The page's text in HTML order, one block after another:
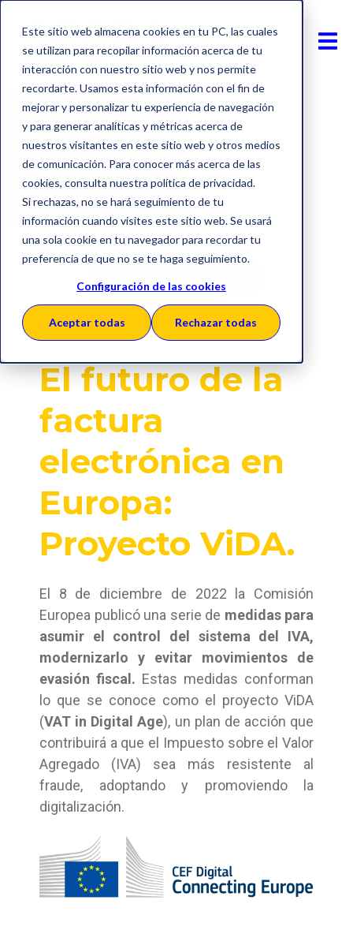
Este sitio web almacena cookies en tu PC, las cuales
se utilizan para recopilar información acerca de tu
interacción con nuestro sitio web y nos permite
recordarte. Usamos esta información con el fin de
mejorar y personalizar tu experiencia de navegación
y para generar analíticas y métricas acerca de
nuestros visitantes en este sitio web y otros medios
de comunicación. Para conocer más acerca de las
cookies, consulta nuestra política de privacidad.
Si rechazas, no se hará seguimiento de tu
información cuando visites este sitio web. Se usará
una sola cookie en tu navegador para recordar tu
preferencia de que no se te haga seguimiento.
Configuración de las cookies
Aceptar todas Rechazar todas
El futuro de la
factura
electrónica en
Europa:
Proyecto ViDA.
El 8 de diciembre de 2022 la Comisión
Europea publicó una serie de medidas para
asumir el control del sistema del IVA,
modernizarlo y evitar movimientos de
evasión fiscal. Estas medidas conforman
lo que se conoce como el proyecto ViDA
(VAT in Digital Age), un plan de acción que
contribuirá a que el Impuesto sobre el Valor
Agregado (IVA) sea más resistente al
fraude, adoptando y promoviendo la
digitalización.